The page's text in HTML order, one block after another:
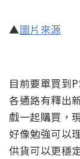
▲圖片來源
目前要單買到
各通路有釋出
戲一起購買，
好像勉強可以
供貨可以更穩